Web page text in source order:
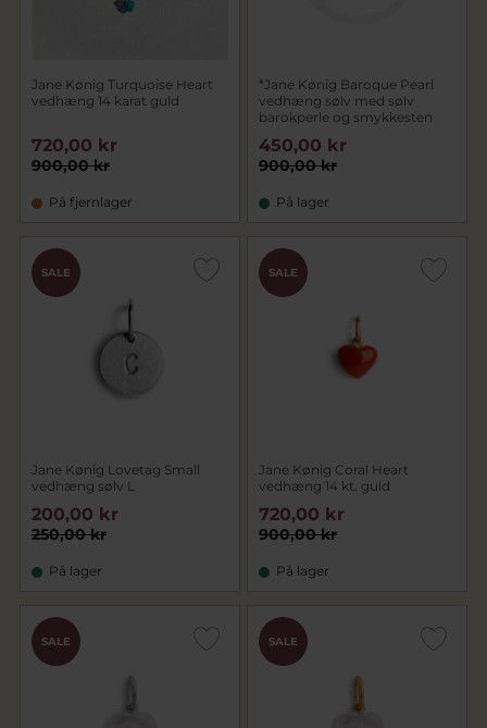
Jane Kønig Turquoise Heart
vedhæng 14 karat guld
900,00 kr
720,00 kr
På fjernlager
*Jane Kønig Baroque Pearl
vedhæng sølv med sølv
barokperle og smykkesten
900,00 kr
450,00 kr
På lager
SALE
Jane Kønig Lovetag Small
vedhæng sølv L
250,00 kr
200,00 kr
På lager
SALE
Jane Kønig Coral Heart
vedhæng 14 kt. guld
900,00 kr
720,00 kr
På lager
SALE SALE